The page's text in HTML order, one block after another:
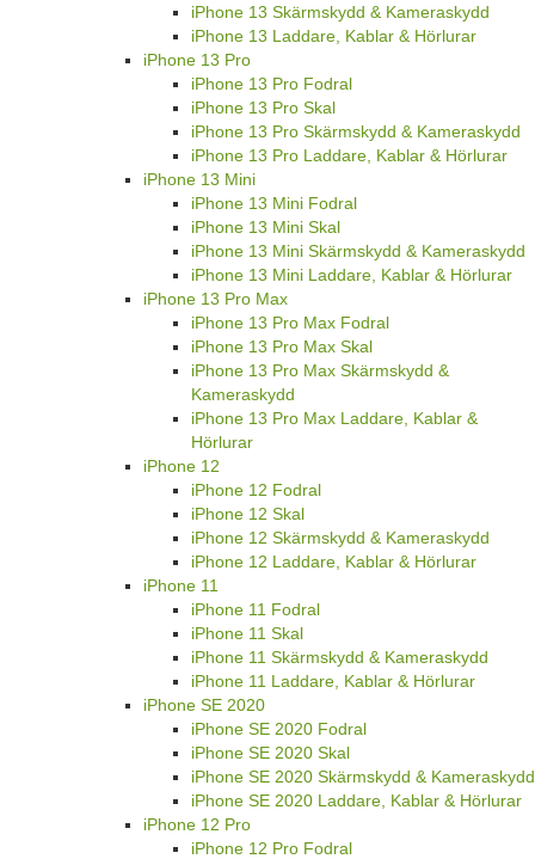
iPhone 13 Skärmskydd & Kameraskydd
iPhone 13 Laddare, Kablar & Hörlurar
iPhone 13 Pro
iPhone 13 Pro Fodral
iPhone 13 Pro Skal
iPhone 13 Pro Skärmskydd & Kameraskydd
iPhone 13 Pro Laddare, Kablar & Hörlurar
iPhone 13 Mini
iPhone 13 Mini Fodral
iPhone 13 Mini Skal
iPhone 13 Mini Skärmskydd & Kameraskydd
iPhone 13 Mini Laddare, Kablar & Hörlurar
iPhone 13 Pro Max
iPhone 13 Pro Max Fodral
iPhone 13 Pro Max Skal
iPhone 13 Pro Max Skärmskydd &
Kameraskydd
iPhone 13 Pro Max Laddare, Kablar &
Hörlurar
iPhone 12
iPhone 12 Fodral
iPhone 12 Skal
iPhone 12 Skärmskydd & Kameraskydd
iPhone 12 Laddare, Kablar & Hörlurar
iPhone 11
iPhone 11 Fodral
iPhone 11 Skal
iPhone 11 Skärmskydd & Kameraskydd
iPhone 11 Laddare, Kablar & Hörlurar
iPhone SE 2020
iPhone SE 2020 Fodral
iPhone SE 2020 Skal
iPhone SE 2020 Skärmskydd & Kameraskydd
iPhone SE 2020 Laddare, Kablar & Hörlurar
iPhone 12 Pro
iPhone 12 Pro Fodral